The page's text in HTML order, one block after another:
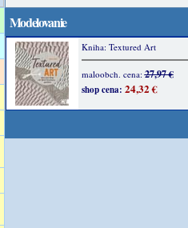
Modelovanie
Kniha: Textured Art
maloobch. cena:27,97 €
shop cena: 24,32 €